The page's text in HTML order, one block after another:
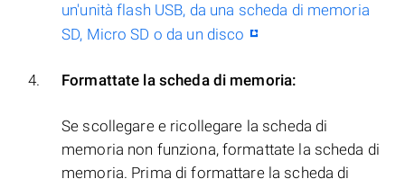
un'unità flash USB, da una scheda di memoria
SD, Micro SD o da un disco
Formattate la scheda di memoria:
Se scollegare e ricollegare la scheda di
memoria non funziona, formattate la scheda di
memoria. Prima di formattare la scheda di